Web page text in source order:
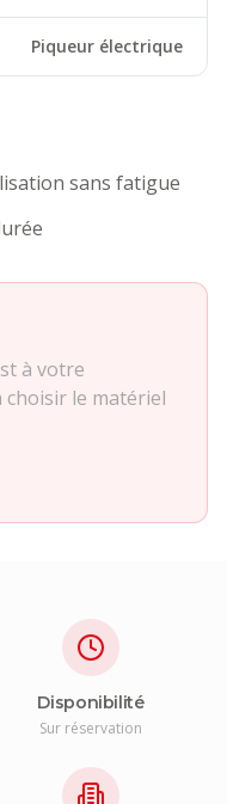
Piqueur électrique
sans fatigue
à votre
le matériel
Disponibilité
Sur réservation